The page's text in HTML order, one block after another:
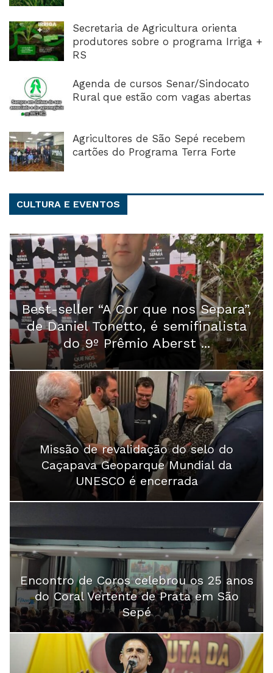
Secretaria de Agricultura orienta
produtores sobre o programa Irriga +
RS
Agenda de cursos Senar/Sindocato
Rural que estão com vagas abertas
Agricultores de São Sepé recebem
cartões do Programa Terra Forte
CULTURA E EVENTOS
Best-seller “A Cor que nos Separa”,
de Daniel Tonetto, é semifinalista
do 9º Prêmio Aberst ...
Missão de revalidação do selo do
Caçapava Geoparque Mundial da
UNESCO é encerrada
Encontro de Coros celebrou os 25 anos
do Coral Vertente de Prata em São
Sepé